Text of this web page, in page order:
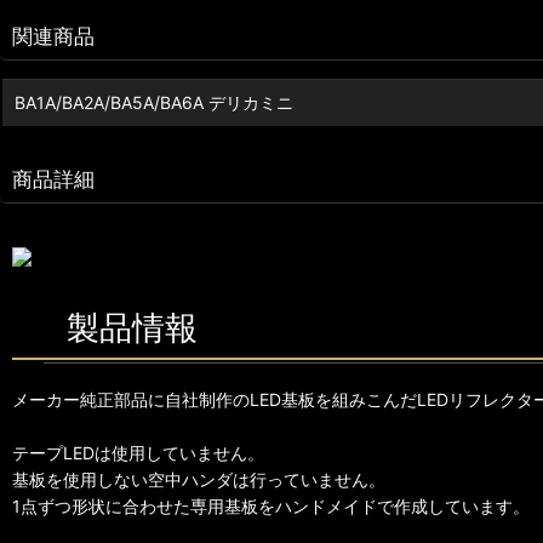
関連商品
BA1A/BA2A/BA5A/BA6A デリカミニ
商品詳細
製品情報
メーカー純正部品に自社制作のLED基板を組みこんだLEDリフレクタ
テープLEDは使用していません。
基板を使用しない空中ハンダは行っていません。
1点ずつ形状に合わせた専用基板をハンドメイドで作成しています。